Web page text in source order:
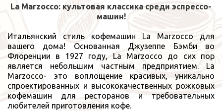
La Marzocco: культовая классика среди эспрессо-
машин!
Итальянский стиль кофемашин La Marzocco для
вашего дома! Основанная Джузеппе Бэмби во
Флоренции в 1927 году, La Marzocco до сих пор
является небольшим частным предприятием. La
Marzocco- это воплощение красивых, уникально
спроектированных и высококачественных рожковых
кофемашин для ресторанов и требовательных
любителей приготовления кофе.